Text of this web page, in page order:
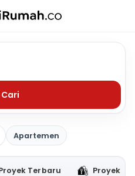
Selatan
Cari
Apartemen
Terbaru Proyek